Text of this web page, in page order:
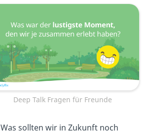
Deep Talk Fragen für Freunde
Was sollten wir in Zukunft noch